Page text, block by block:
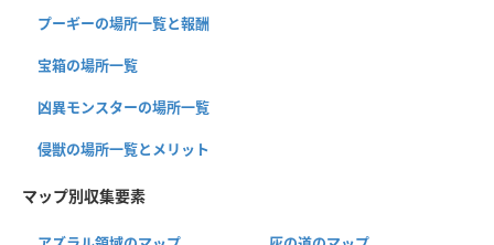
プーギーの場所一覧と報酬
宝箱の場所一覧
凶異モンスターの場所一覧
侵獣の場所一覧とメリット
マップ別収集要素